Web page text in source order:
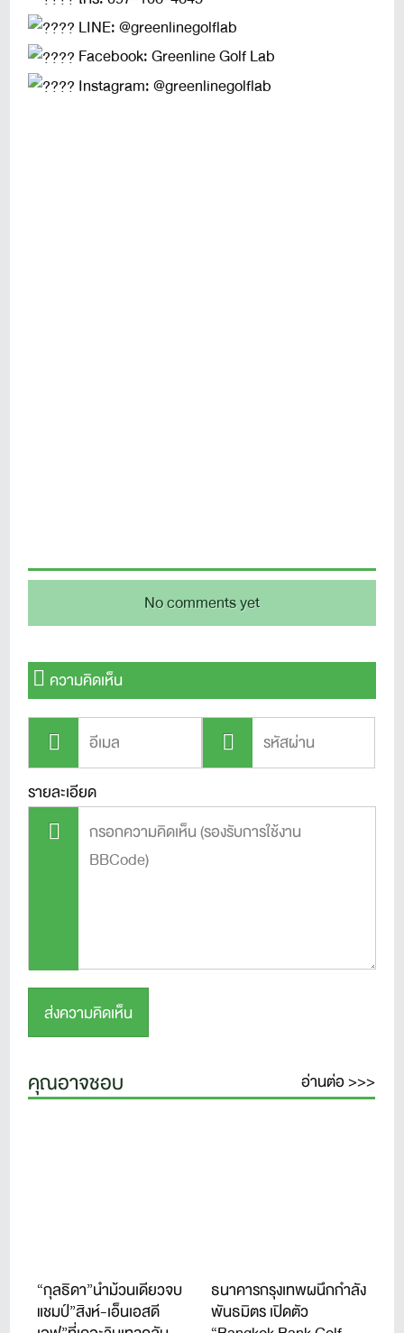
LINE: @greenlinegolflab
Facebook: Greenline Golf Lab
Instagram: @greenlinegolflab
No comments yet
ความคิดเห็น
รายละเอียด
คุณอาจชอบ อ่านต่อ >>>
“กุลธิดา”นำม้วนเดียวจบ
แชมป์”สิงห์-เอ็นเอสดี
ธนาคารกรุงเทพผนึกกำลัง
พันธมิตร เปิดตัว